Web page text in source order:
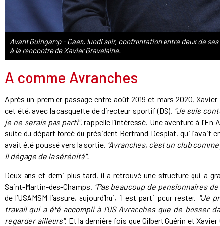
Avant Guingamp - Caen, lundi soir, confrontation entre deux de
à la rencontre de Xavier Gravelaine.
A comme Avranches
Après un premier passage entre août 2019 et mars 2020,
cet été, avec la casquette de directeur sportif (DS). "Je suis
je ne serais pas parti", rappelle l’intéressé. Une aventure à l’En
suite du départ forcé du président Bertrand Desplat, qui l’avait
avait été poussé vers la sortie. "Avranches, c’est un club
Il dégage de la sérénité".
Deux ans et demi plus tard, il a retrouvé une structure qui a
Saint-Martin-des-Champs. "Pas beaucoup de pensionnaires
de l’USAMSM l’assure, aujourd’hui, il est parti pour rester. "Je
travail qui a été accompli à l’US Avranches que de bosser
regarder ailleurs". Et la dernière fois que Gilbert Guérin et